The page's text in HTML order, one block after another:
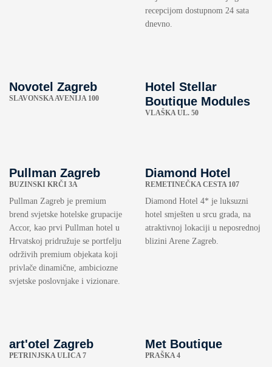
recepcijom dostupnom 24 sata
dnevno.
Novotel Zagreb
SLAVONSKA AVENIJA 100
Hotel Stellar
Boutique Modules
VLAŠKA UL. 50
Pullman Zagreb
BUZINSKI KRČI 3A
Pullman Zagreb je premium
brend svjetske hotelske grupacije
Accor, kao prvi Pullman hotel u
Hrvatskoj pridružuje se portfelju
održivih premium objekata koji
privlače dinamične, ambiciozne
svjetske poslovnjake i vizionare.
Diamond Hotel
REMETINEČKA CESTA 107
Diamond Hotel 4* je luksuzni
hotel smješten u srcu grada, na
atraktivnoj lokaciji u neposrednoj
blizini Arene Zagreb.
art'otel Zagreb
PETRINJSKA ULICA 7
Met Boutique
PRAŠKA 4